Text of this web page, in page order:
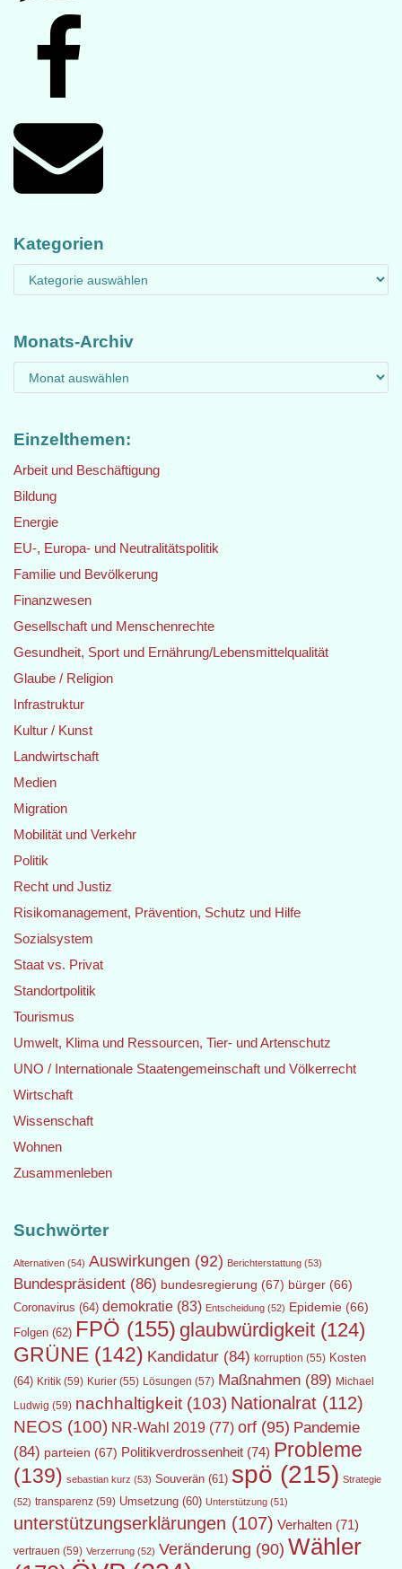
Kategorien
Monats-Archiv
Einzelthemen:
Arbeit und Beschäftigung
Bildung
Energie
EU-, Europa- und Neutralitätspolitik
Familie und Bevölkerung
Finanzwesen
Gesellschaft und Menschenrechte
Gesundheit, Sport und Ernährung/Lebensmittelqualität
Glaube / Religion
Infrastruktur
Kultur / Kunst
Landwirtschaft
Medien
Migration
Mobilität und Verkehr
Politik
Recht und Justiz
Risikomanagement, Prävention, Schutz und Hilfe
Sozialsystem
Staat vs. Privat
Standortpolitik
Tourismus
Umwelt, Klima und Ressourcen, Tier- und Artenschutz
UNO / Internationale Staatengemeinschaft und Völkerrecht
Wirtschaft
Wissenschaft
Wohnen
Zusammenleben
Suchwörter
Alternativen (54) Auswirkungen (92) Berichterstattung (53)
Bundespräsident (86) bundesregierung (67) bürger (66)
Coronavirus (64) demokratie (83) Entscheidung (52) Epidemie (66)
Folgen (62) FPÖ (155) glaubwürdigkeit (124)
GRÜNE (142) Kandidatur (84) korruption (55) Kosten
(64) Kritik (59) Kurier (55) Lösungen (57) Maßnahmen (89) Michael
Ludwig (59) nachhaltigkeit (103) Nationalrat (112)
NEOS (100) NR-Wahl 2019 (77) orf (95) Pandemie
(84) parteien (67) Politikverdrossenheit (74) Probleme
(139) sebastian kurz (53) Souverän (61) spö (215) Strategie
(52) transparenz (59) Umsetzung (60) Unterstützung (51)
unterstützungserklärungen (107) Verhalten (71)
vertrauen (59) Verzerrung (52) Veränderung (90) Wähler